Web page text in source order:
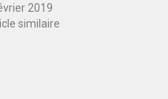
2019
similaire